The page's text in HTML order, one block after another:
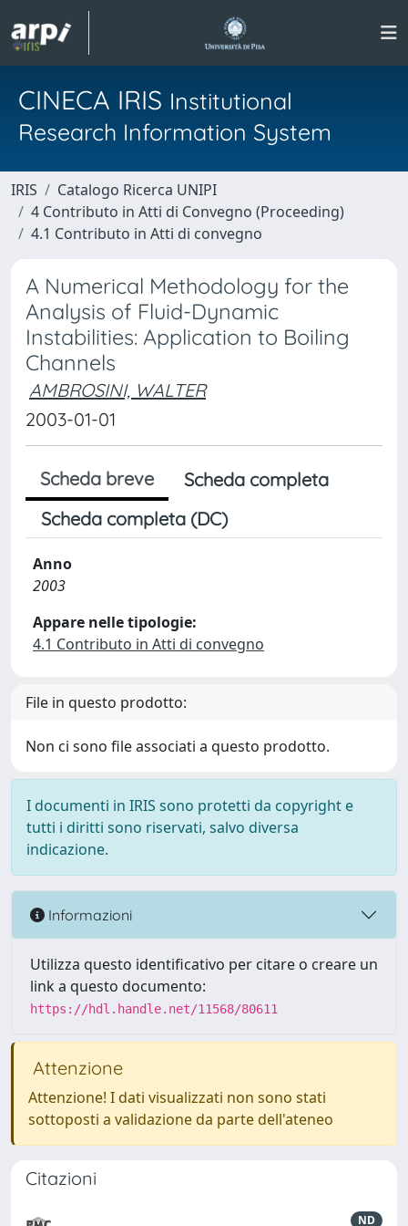
CINECA IRIS Institutional
Research Information System
IRIS
Catalogo Ricerca UNIPI
4 Contributo in Atti di Convegno (Proceeding)
4.1 Contributo in Atti di convegno
A Numerical Methodology for the
Analysis of Fluid-Dynamic
Instabilities: Application to Boiling
Channels
AMBROSINI, WALTER
2003-01-01
Scheda breve
Scheda completa
Scheda completa (DC)
Anno
2003
Appare nelle tipologie:
4.1 Contributo in Atti di convegno
File in questo prodotto:
Non ci sono file associati a questo prodotto.
I documenti in IRIS sono protetti da copyright e
tutti i diritti sono riservati, salvo diversa
indicazione.
Informazioni
Utilizza questo identificativo per citare o creare un
link a questo documento:
https://hdl.handle.net/11568/80611
Attenzione
Attenzione! I dati visualizzati non sono stati
sottoposti a validazione da parte dell'ateneo
Citazioni
ND